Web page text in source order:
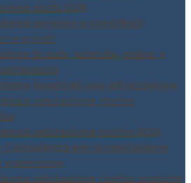
rischi DVR
accesso a contributi
e privati
in aula, azienda, online e
incaricati uso attrezzature
valutazione rischio
valutazione rischio ROA
Consulenza per la valutazione
esplosione
valutazione rischio scariche